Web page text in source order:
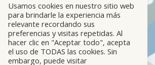
Usamos cookies en nuestro sitio web
para brindarle la experiencia más
relevante recordando sus
preferencias y visitas repetidas. Al
hacer clic en "Aceptar todo", acepta
el uso de TODAS las cookies. Sin
embargo, puede visitar